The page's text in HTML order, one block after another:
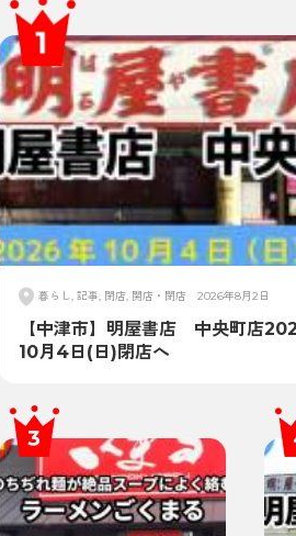
暮らし, 記事, 閉店, 開店・閉店 2026年8月2日
【中津市】明屋書店 中央町店
10月4日(日)閉店へ